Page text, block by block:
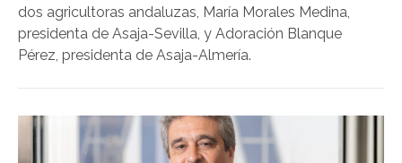
dos agricultoras andaluzas, María Morales Medina,
presidenta de Asaja-Sevilla, y Adoración Blanque
Pérez, presidenta de Asaja-Almería.